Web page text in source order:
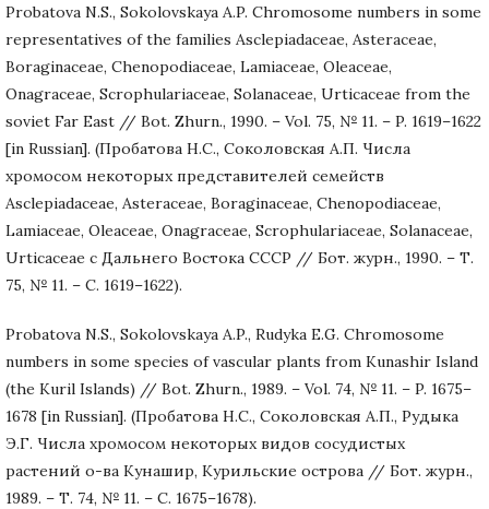
Probatova N.S., Sokolovskaya A.P. Chromosome numbers in some
representatives of the families Asclepiadaceae, Asteraceae,
Boraginaceae, Chenopodiaceae, Lamiaceae, Oleaceae,
Onagraceae, Scrophulariaceae, Solanaceae, Urticaceae from the
soviet Far East // Bot. Zhurn., 1990. – Vol. 75, № 11. – P. 1619–1622
[in Russian]. (Пробатова Н.С., Соколовская А.П. Числа
хромосом некоторых представителей семейств
Asclepiadaceae, Asteraceae, Boraginaceae, Chenopodiaceae,
Lamiaceae, Oleaceae, Onagraceae, Scrophulariaceae, Solanaceae,
Urticaceae c Дальнего Востока СССР // Бот. журн., 1990. – Т.
75, № 11. – С. 1619–1622).
Probatova N.S., Sokolovskaya A.P., Rudyka E.G. Chromosome
numbers in some species of vascular plants from Kunashir Island
(the Kuril Islands) // Bot. Zhurn., 1989. – Vol. 74, № 11. – P. 1675–
1678 [in Russian]. (Пробатова Н.С., Соколовская А.П., Рудыка
Э.Г. Числа хромосом некоторых видов сосудистых
растений о-ва Кунашир, Курильские острова // Бот. журн.,
1989. – Т. 74, № 11. – С. 1675–1678).